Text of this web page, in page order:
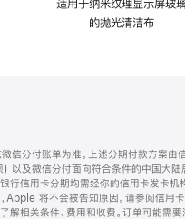
适用于纳米纹理显示屏玻
的抛光清洁布
信分付账单为准。上述分期付款方案由
以及微信分付面向符合条件的中国大陆
信用卡分期均需经你的信用卡发卡机
Apple 将不会被告知原因。请参阅信用
解相关条件、费用和收费。订单可能需